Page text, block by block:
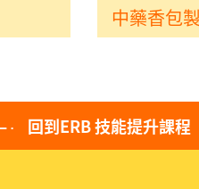
中藥香包
回到ERB 技能提升課程